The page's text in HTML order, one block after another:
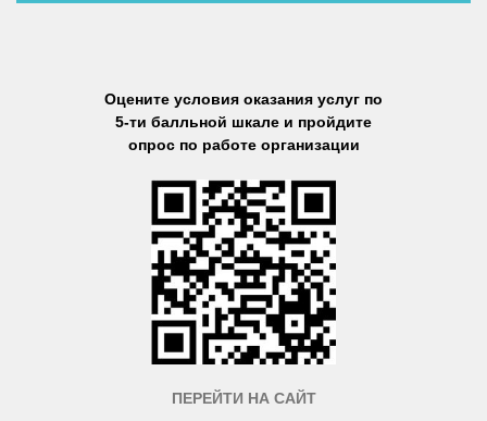
Оцените условия оказания услуг по
5-ти балльной шкале и пройдите
опрос по работе организации
ПЕРЕЙТИ НА САЙТ